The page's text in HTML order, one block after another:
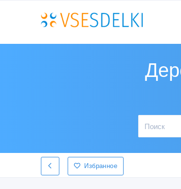
Избранное